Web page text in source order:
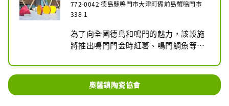
772-0042 德島縣鳴門市大津町備前島蟹鳴門市
338-1
為了向全國德島和鳴門的魅力，該設施
將推出鳴門門金時紅薯、鳴門鯛魚等鳴
以及可以享用甜點的商店和餐廳。該設
施還設有可一覽鳴門市景的屋頂高空滑
索和屋頂甲板，還提供自行車租賃服
奧薩鎮陶瓷協會